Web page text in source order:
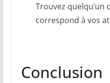
Trouvez quelqu’un
correspond à vos
Conclusion